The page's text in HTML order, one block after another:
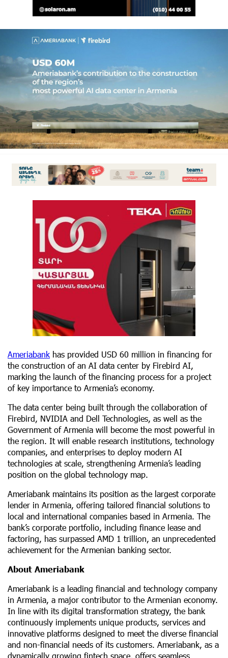
Ameriabank has provided USD 60 million in financing for
the construction of an AI data center by Firebird AI,
marking the launch of the financing process for a project
of key importance to Armenia’s economy.
The data center being built through the collaboration of
Firebird, NVIDIA and Dell Technologies, as well as the
Government of Armenia will become the most powerful in
the region. It will enable research institutions, technology
companies, and enterprises to deploy modern AI
technologies at scale, strengthening Armenia’s leading
position on the global technology map.
Ameriabank maintains its position as the largest corporate
lender in Armenia, offering tailored financial solutions to
local and international companies based in Armenia. The
bank’s corporate portfolio, including finance lease and
factoring, has surpassed AMD 1 trillion, an unprecedented
achievement for the Armenian banking sector.
About Ameriabank
Ameriabank is a leading financial and technology company
in Armenia, a major contributor to the Armenian economy.
In line with its digital transformation strategy, the bank
continuously implements unique products, services and
innovative platforms designed to meet the diverse financial
and non-financial needs of its customers. Ameriabank, as a
dynamically growing fintech space, offers seamless